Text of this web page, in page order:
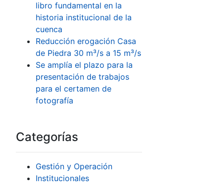
libro fundamental en la
historia institucional de la
cuenca
Reducción erogación Casa
de Piedra 30 m³/s a 15 m³/s
Se amplía el plazo para la
presentación de trabajos
para el certamen de
fotografía
Categorías
Gestión y Operación
Institucionales